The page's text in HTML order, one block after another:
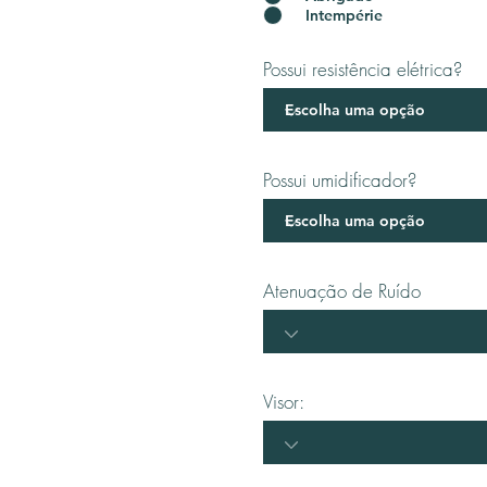
Intempérie
Possui resistência elétrica?
Possui umidificador?
Atenuação de Ruído
Visor: